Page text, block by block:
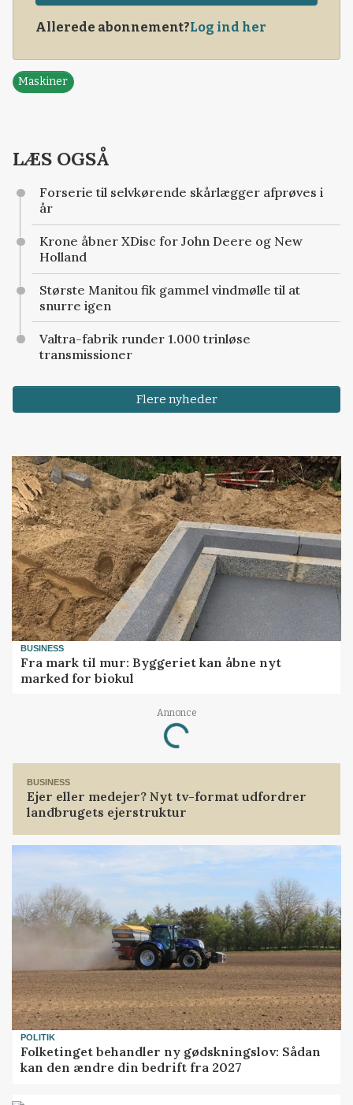
Allerede abonnement?Log ind her
Maskiner
LÆS OGSÅ
Forserie til selvkørende skårlægger afprøves i
år
Krone åbner XDisc for John Deere og New
Holland
Største Manitou fik gammel vindmølle til at
snurre igen
Valtra-fabrik runder 1.000 trinløse
transmissioner
Flere nyheder
BUSINESS
Fra mark til mur: Byggeriet kan åbne nyt
marked for biokul
Annonce
Loading...
BUSINESS
Ejer eller medejer? Nyt tv-format udfordrer
landbrugets ejerstruktur
POLITIK
Folketinget behandler ny gødskningslov: Sådan
kan den ændre din bedrift fra 2027